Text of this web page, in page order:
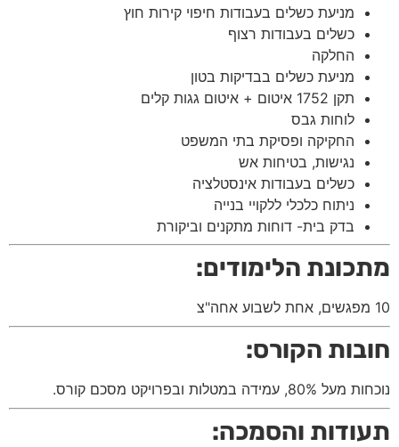
מניעת כשלים בעבודות חיפוי קירות חוץ
כשלים בעבודות רצוף
החלקה
מניעת כשלים בבדיקות בטון
תקן 1752 איטום + איטום גגות קלים
לוחות גבס
החקיקה ופסיקת בתי המשפט
נגישות, בטיחות אש
כשלים בעבודות אינסטלציה
ניתוח כלכלי ללקויי בנייה
בדק בית- דוחות מתקנים וביקורת
מתכונת הלימודים:
10 מפגשים, אחת לשבוע אחה"צ
חובות הקורס:
נוכחות מעל 80%, עמידה במטלות ובפרויקט מסכם קורס.
תעודות והסמכה: